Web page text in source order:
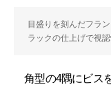
目盛りを刻んだフラ
ラックの仕上げで視認
角型の4隅にビス